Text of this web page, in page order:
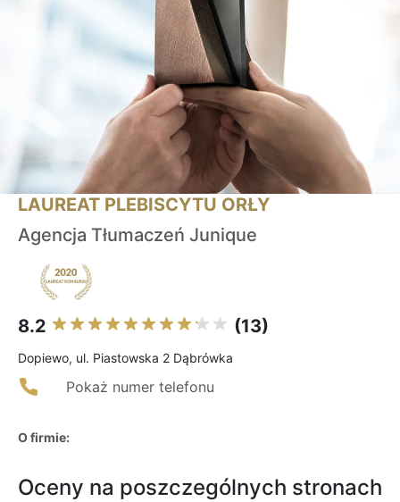
LAUREAT PLEBISCYTU ORŁY
Agencja Tłumaczeń Junique
8.2 (13)
Dopiewo, ul. Piastowska 2 Dąbrówka
Pokaż numer telefonu
O firmie:
Oceny na poszczególnych stronach